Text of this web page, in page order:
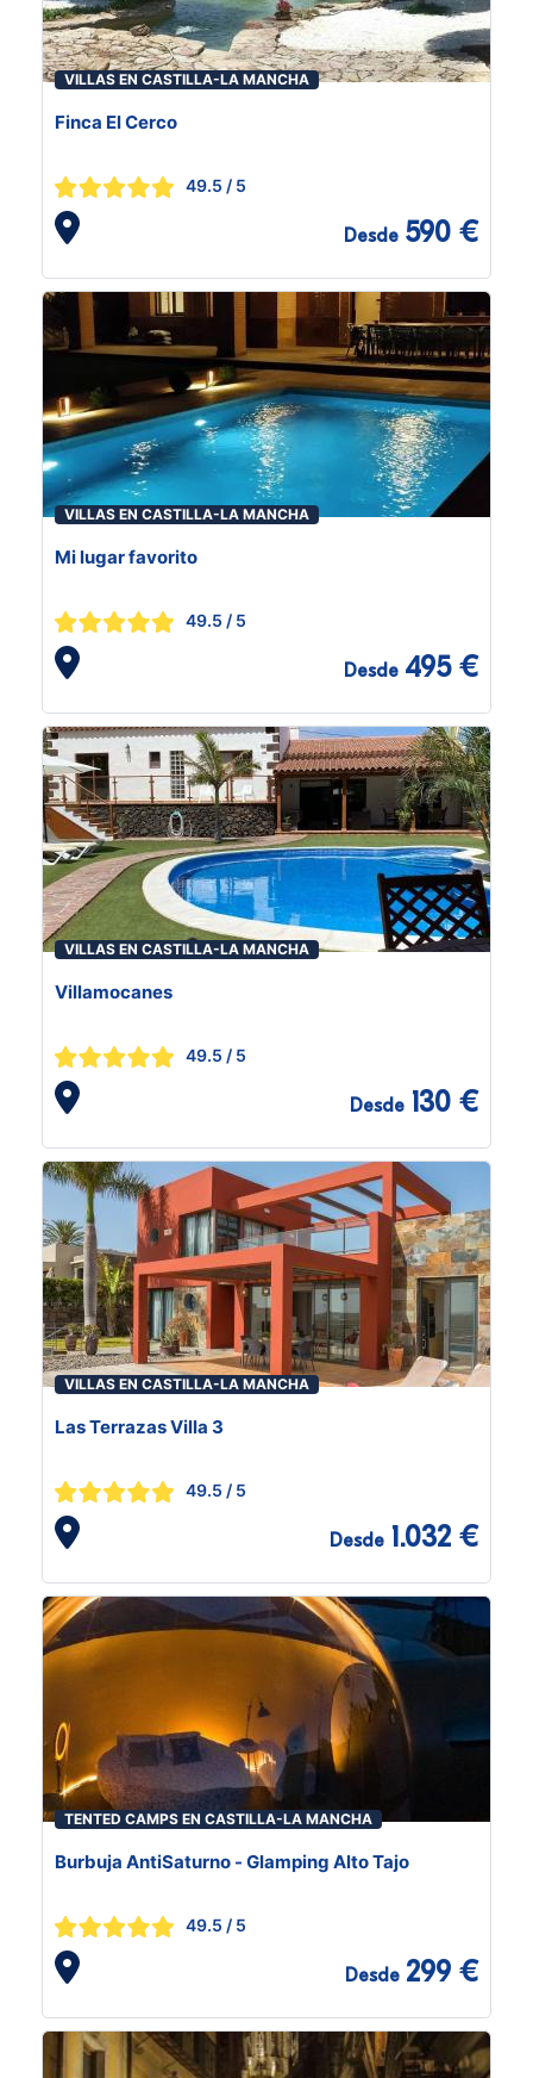
VILLAS EN CASTILLA-LA MANCHA
Finca El Cerco
49.5 / 5
Desde 590 €
VILLAS EN CASTILLA-LA MANCHA
Mi lugar favorito
49.5 / 5
Desde 495 €
VILLAS EN CASTILLA-LA MANCHA
Villamocanes
49.5 / 5
Desde 130 €
VILLAS EN CASTILLA-LA MANCHA
Las Terrazas Villa 3
49.5 / 5
Desde 1.032 €
TENTED CAMPS EN CASTILLA-LA MANCHA
Burbuja AntiSaturno - Glamping Alto Tajo
49.5 / 5
Desde 299 €